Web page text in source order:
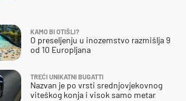
KAMO BI OTIŠLI?
O preseljenju u inozemstvo razmišlja 9
od 10 Europljana
TREĆI UNIKATNI BUGATTI
Nazvan je po vrsti srednjovjekovnog
viteškog konja i visok samo metar